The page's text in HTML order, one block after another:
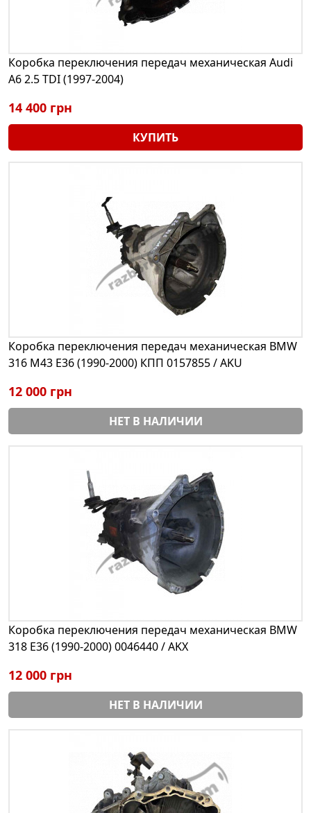
Коробка переключения передач механическая Audi
A6 2.5 TDI (1997-2004)
14 400 грн
КУПИТЬ
Коробка переключения передач механическая BMW
316 М43 E36 (1990-2000) КПП 0157855 / AKU
12 000 грн
НЕТ В НАЛИЧИИ
Коробка переключения передач механическая BMW
318 E36 (1990-2000) 0046440 / AKX
12 000 грн
НЕТ В НАЛИЧИИ